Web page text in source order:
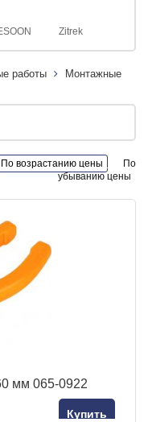
Zitrek
работы
Монтажные
По возрастанию цены
По
убыванию цены
мм 065-0922
Купить